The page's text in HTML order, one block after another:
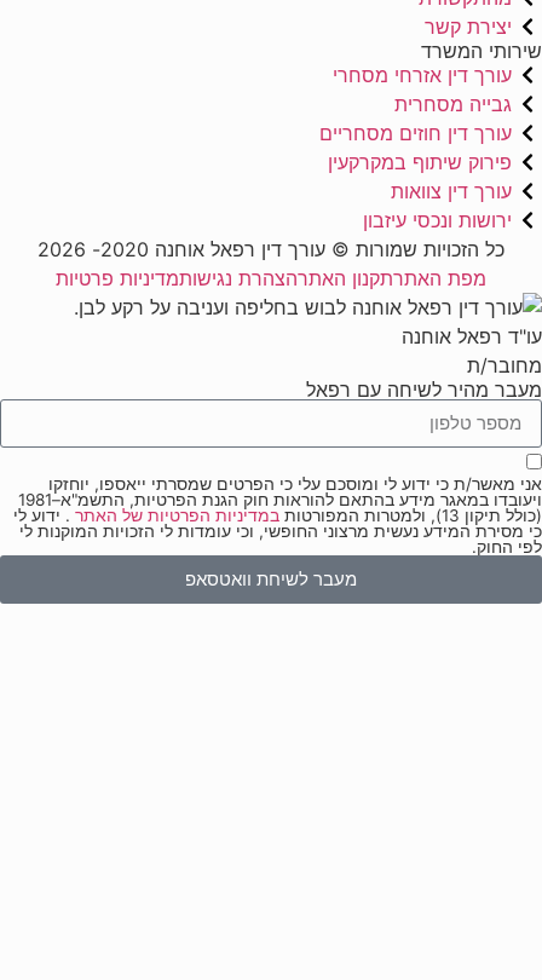
יצירת קשר
שירותי המשרד
עורך דין אזרחי מסחרי
גבייה מסחרית
עורך דין חוזים מסחריים
פירוק שיתוף במקרקעין
עורך דין צוואות
ירושות ונכסי עיזבון
כל הזכויות שמורות © עורך דין רפאל אוחנה 2020- 2026
מפת האתרתקנון האתרהצהרת נגישותמדיניות פרטיות
עו"ד רפאל אוחנה
מחובר/ת
מעבר מהיר לשיחה עם רפאל
אני מאשר/ת כי ידוע לי ומוסכם עלי כי הפרטים שמסרתי ייאספו, יוחזקו
ויעובדו במאגר מידע בהתאם להוראות חוק הגנת הפרטיות, התשמ"א–1981
(כולל תיקון 13), ולמטרות המפורטות
במדיניות הפרטיות של האתר . ידוע לי
כי מסירת המידע נעשית מרצוני החופשי, וכי עומדות לי הזכויות המוקנות לי
לפי החוק.
מעבר לשיחת וואטסאפ